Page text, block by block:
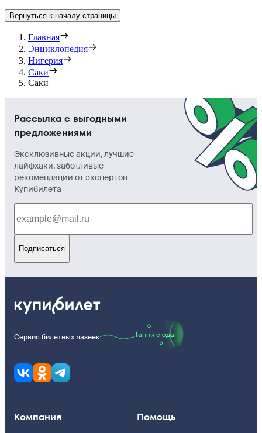
Вернуться к началу страницы
Главная
Энциклопедия
Нигерия
Саки
Саки
Рассылка с выгодными
предложениями
Эксклюзивные акции, лучшие
лайфхаки, заботливые
рекомендации от экспертов
Купибилета
Подписаться
Сервис билетных лазеек Тапни сюда
Компания Помощь